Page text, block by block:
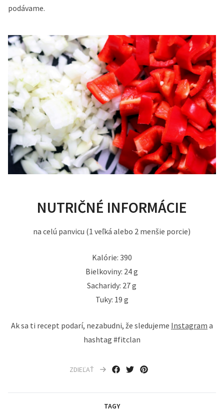
podávame.
NUTRIČNÉ INFORMÁCIE
na celú panvicu (1 veľká alebo 2 menšie porcie)
Kalórie: 390
Bielkoviny: 24 g
Sacharidy: 27 g
Tuky: 19 g
Ak sa ti recept podarí, nezabudni, že sledujeme Instagram a
hashtag #fitclan
ZDIEĽAŤ
TAGY